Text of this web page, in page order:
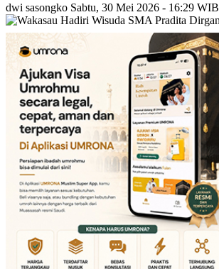
dwi sasongko Sabtu, 30 Mei 2026 - 16:29 WIB